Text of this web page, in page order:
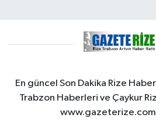
En güncel Son Dakika Rize
Trabzon Haberleri ve Çaykur
www.gazeterize.com